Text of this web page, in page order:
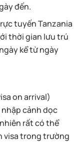
đến.
tuyến Tanzania
thời gian lưu trú
kể từ ngày
on arrival)
cảnh dọc
rất có thể
visa trong trường